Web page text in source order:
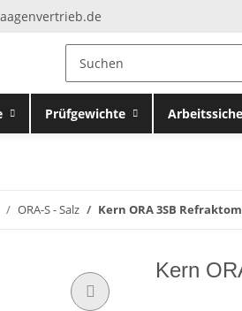
Prüfgewichte
ORA-S - Salz Kern ORA 3SB
Kern